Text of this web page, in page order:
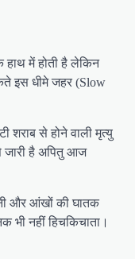
हाथ में होती है लेकिन
इस धीमे जहर (Slow
शराब से होने वाली मृत्यु
जारी है अपितु आज
और आंखों की घातक
भी नहीं हिचकिचाता।